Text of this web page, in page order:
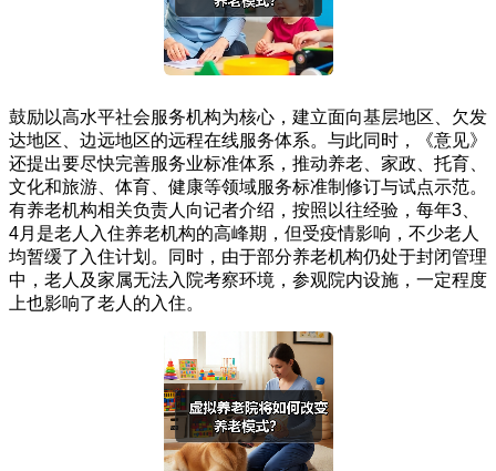
鼓励以高水平社会服务机构为核心，建立面向基层地区、欠发
达地区、边远地区的远程在线服务体系。与此同时，《意见》
还提出要尽快完善服务业标准体系，推动养老、家政、托育、
文化和旅游、体育、健康等领域服务标准制修订与试点示范。
有养老机构相关负责人向记者介绍，按照以往经验，每年3、
4月是老人入住养老机构的高峰期，但受疫情影响，不少老人
均暂缓了入住计划。同时，由于部分养老机构仍处于封闭管理
中，老人及家属无法入院考察环境，参观院内设施，一定程度
上也影响了老人的入住。